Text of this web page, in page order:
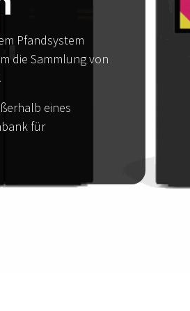
Pfandsystem
die Sammlung von
eines
für